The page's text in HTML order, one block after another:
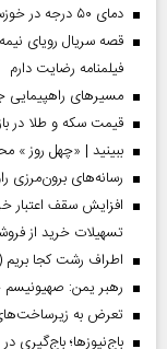
دمای ۵۰ درجه در خوزستان | احتمال بارش‌های سیل‌آسا در ۳ استان
قصه سریال رویای
فیلمنامه رضایت دارم
مسیر‌های راهپیمایی
قیمت سکه و طلا در بازار آزاد در
ببینید | «چهل روز
رسانه‌های برون‌مرزی
افزایش سقف اعتبار
تسهیلات خرید از
اطراف رشت کجا
رهبر یمن:
تعرض به زیرساخت‌های
باج‌نیوزها؛ باج‌گیری